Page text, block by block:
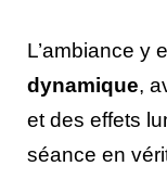
L’ambiance y
dynamique,
et des effets
séance en